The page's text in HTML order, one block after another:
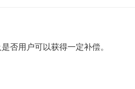
否用户可以获得一定补偿。